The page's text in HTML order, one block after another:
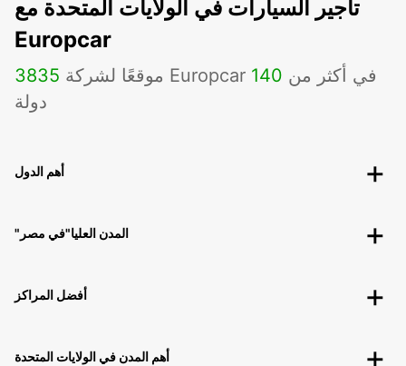
تأجير السيارات في الولايات المتحدة مع
Europcar
3835 موقعًا لشركة Europcar في أكثر من 140
دولة
أهم الدول
"المدن العليا"في مصر
أفضل المراكز
أهم المدن في الولايات المتحدة